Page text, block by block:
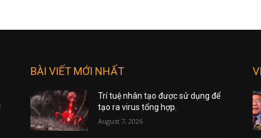
BÀI VIẾT MỚI NHẤT
Trí tuệ nhân tạo được sử dụng để
tạo ra virus tổng hợp.
August 7, 2026